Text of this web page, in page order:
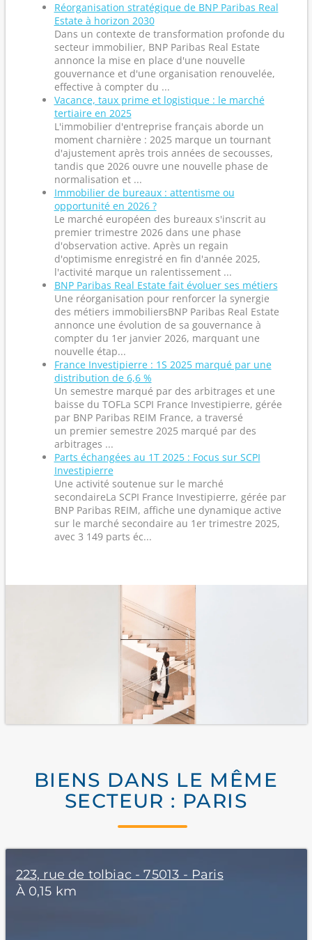
Réorganisation stratégique de BNP Paribas Real
Estate à horizon 2030
Dans un contexte de transformation profonde du
secteur immobilier, BNP Paribas Real Estate
annonce la mise en place d'une nouvelle
gouvernance et d'une organisation renouvelée,
effective à compter du ...
Vacance, taux prime et logistique : le marché
tertiaire en 2025
L'immobilier d'entreprise français aborde un
moment charnière : 2025 marque un tournant
d'ajustement après trois années de secousses,
tandis que 2026 ouvre une nouvelle phase de
normalisation et ...
Immobilier de bureaux : attentisme ou
opportunité en 2026 ?
Le marché européen des bureaux s'inscrit au
premier trimestre 2026 dans une phase
d'observation active. Après un regain
d'optimisme enregistré en fin d'année 2025,
l'activité marque un ralentissement ...
BNP Paribas Real Estate fait évoluer ses métiers
Une réorganisation pour renforcer la synergie
des métiers immobiliersBNP Paribas Real Estate
annonce une évolution de sa gouvernance à
compter du 1er janvier 2026, marquant une
nouvelle étap...
France Investipierre : 1S 2025 marqué par une
distribution de 6,6 %
Un semestre marqué par des arbitrages et une
baisse du TOFLa SCPI France Investipierre, gérée
par BNP Paribas REIM France, a traversé
un premier semestre 2025 marqué par des
arbitrages ...
Parts échangées au 1T 2025 : Focus sur SCPI
Investipierre
Une activité soutenue sur le marché
secondaireLa SCPI France Investipierre, gérée par
BNP Paribas REIM, affiche une dynamique active
sur le marché secondaire au 1er trimestre 2025,
avec 3 149 parts éc...
BIENS DANS LE MÊME
SECTEUR : PARIS
223, rue de tolbiac - 75013 - Paris
À 0,15 km